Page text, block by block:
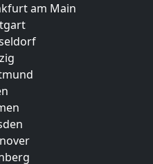
am Main